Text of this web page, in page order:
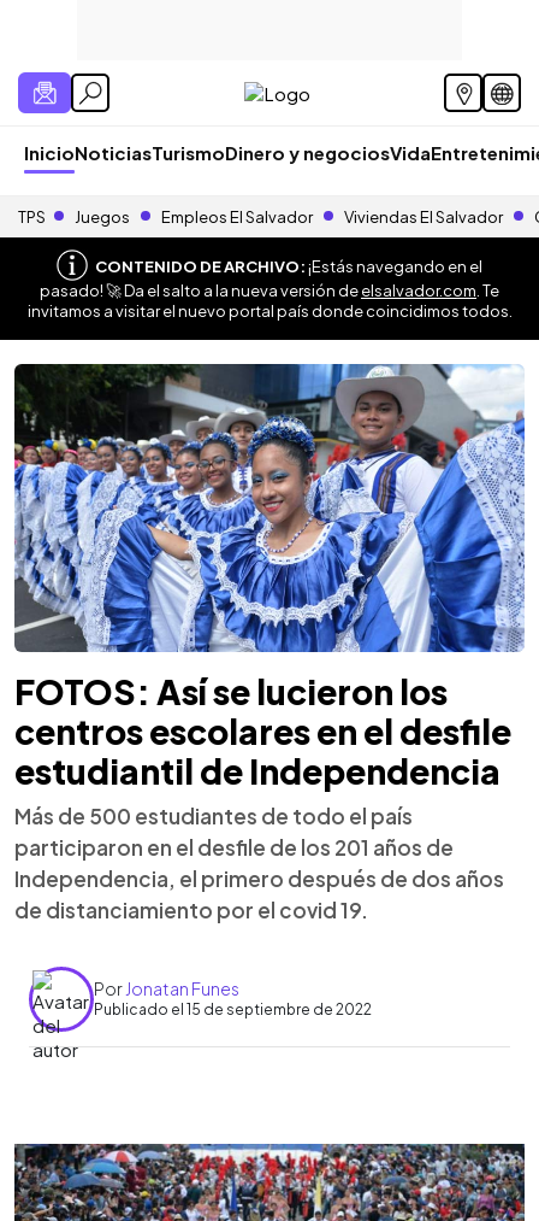
InicioNoticiasTurismoDinero y negociosVida
TPS Juegos Empleos El Salvador Viviendas El Salvador
CONTENIDO DE ARCHIVO:¡Estás navegando en el
pasado! 🚀 Da el salto a la nueva versión deelsalvador.com . Te
invitamos a visitar el nuevo portal país donde coincidimos todos.
FOTOS: Así se lucieron los
centros escolares en el desfile
estudiantil de Independencia
Más de 500 estudiantes de todo el país
participaron en el desfile de los 201 años de
Independencia, el primero después de dos años
de distanciamiento por el covid 19.
Por Jonatan Funes
Publicado el 15 de septiembre de 2022
► Escuchar artículo